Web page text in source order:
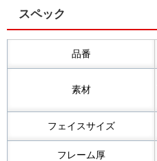
スペック
品番
素材
フェイスサイズ
フレーム厚